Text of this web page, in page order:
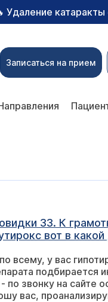
Удаление
Записаться на прием
33. К
вот в
всему, у вас
подбирается
по звонку на сайте
вас,